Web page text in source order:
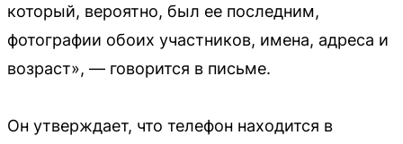
который, вероятно, был ее последним,
фотографии обоих участников, имена, адреса и
возраст», — говорится в письме.
Он утверждает, что телефон находится в